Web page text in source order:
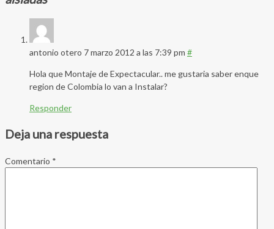
antonio otero 7 marzo 2012 a las 7:39 pm #
Hola que Montaje de Expectacular.. me gustaria saber enque
region de Colombia lo van a Instalar?
Responder
Deja una respuesta
Comentario *